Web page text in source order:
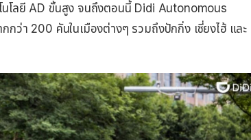
นโลยี AD ขั้นสูง จนถึงตอนนี้ Didi Autonomous
กว่า 200 คันในเมืองต่างๆ รวมถึงปักกิ่ง เซี่ยงไฮ้ และ